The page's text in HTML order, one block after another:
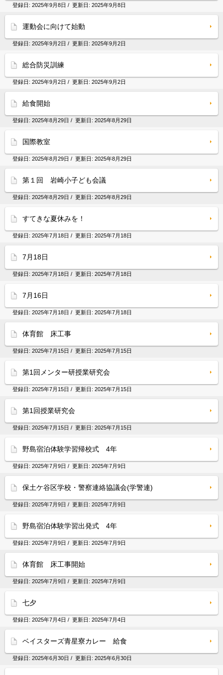
登録日: 2025年9月8日 / 更新日: 2025年9月8日
運動会に向けて始動
登録日: 2025年9月2日 / 更新日: 2025年9月2日
総合防災訓練
登録日: 2025年9月2日 / 更新日: 2025年9月2日
給食開始
登録日: 2025年8月29日 / 更新日: 2025年8月29日
国際教室
登録日: 2025年8月29日 / 更新日: 2025年8月29日
第１回 岩崎小子ども会議
登録日: 2025年8月29日 / 更新日: 2025年8月29日
すてきな夏休みを！
登録日: 2025年7月18日 / 更新日: 2025年7月18日
7月18日
登録日: 2025年7月18日 / 更新日: 2025年7月18日
7月16日
登録日: 2025年7月18日 / 更新日: 2025年7月18日
体育館 床工事
登録日: 2025年7月15日 / 更新日: 2025年7月15日
第1回メンター研授業研究会
登録日: 2025年7月15日 / 更新日: 2025年7月15日
第1回授業研究会
登録日: 2025年7月15日 / 更新日: 2025年7月15日
野島宿泊体験学習帰校式 4年
登録日: 2025年7月9日 / 更新日: 2025年7月9日
保土ケ谷区学校・警察連絡協議会(学警連)
登録日: 2025年7月9日 / 更新日: 2025年7月9日
野島宿泊体験学習出発式 4年
登録日: 2025年7月9日 / 更新日: 2025年7月9日
体育館 床工事開始
登録日: 2025年7月9日 / 更新日: 2025年7月9日
七夕
登録日: 2025年7月4日 / 更新日: 2025年7月4日
ベイスターズ青星寮カレー 給食
登録日: 2025年6月30日 / 更新日: 2025年6月30日